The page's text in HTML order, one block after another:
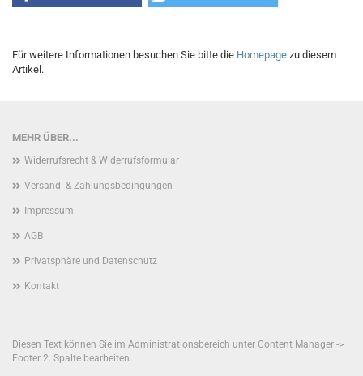
Für weitere Informationen besuchen Sie bitte die Homepage zu diesem
Artikel.
MEHR ÜBER...
Widerrufsrecht & Widerrufsformular
Versand- & Zahlungsbedingungen
Impressum
AGB
Privatsphäre und Datenschutz
Kontakt
Diesen Text können Sie im Administrationsbereich unter Content Manager ->
Footer 2. Spalte bearbeiten.